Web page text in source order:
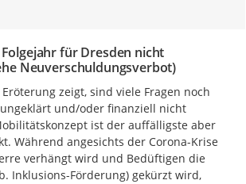
Äußerung
für Dresden nicht
Neuverschuldungsverbot)
zeigt, sind viele Fragen noch
und/oder finanziell nicht
ist der auffälligste aber
Während angesichts der Corona-Krise
verhängt wird und Bedüftigen die
Inklusions-Förderung) gekürzt wird,